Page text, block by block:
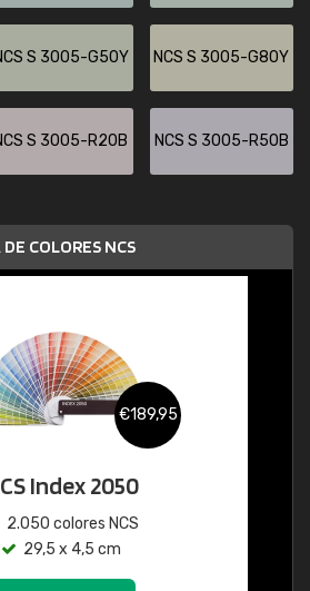
S 3005-G50Y NCS S 3005-G80Y
S 3005-R20B NCS S 3005-R50B
COLORES NCS
€189,95
Index 2050
2.050 colores NCS
29,5 x 4,5 cm